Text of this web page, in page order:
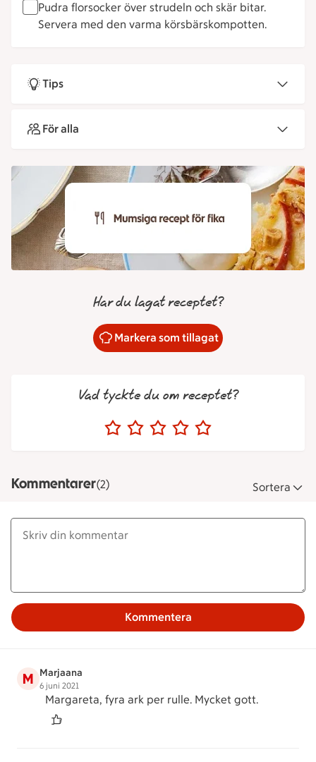
Pudra florsocker över strudeln och skär bitar.
Servera med den varma körsbärskompotten.
Tips
För alla
Har du lagat receptet?
Markera som tillagat
Vad tyckte du om receptet?
Kommentarer(2) Sortera
Kommentera
M Marjaana
6 juni 2021
Margareta, fyra ark per rulle. Mycket gott.